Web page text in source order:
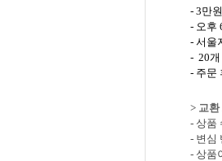
- 3만
- 오후
- 서울
- 20개
- 주문
> 교
- 상품
- 변심
- 상품